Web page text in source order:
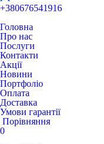
+380676541916
Головна
Про нас
Послуги
Контакти
Акції
Новини
Портфоліо
Оплата
Доставка
Умови гарантії
Порівняння
0